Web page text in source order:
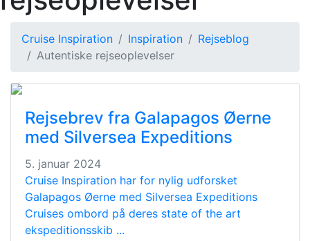
Cruise Inspiration Inspiration
Rejseblog
Autentiske rejseoplevelser
Rejsebrev fra Galapagos Øerne
med Silversea Expeditions
5. januar 2024
Cruise Inspiration har for nylig udforsket
Galapagos Øerne med Silversea Expeditions
Cruises ombord på deres state of the art
ekspeditionsskib ...